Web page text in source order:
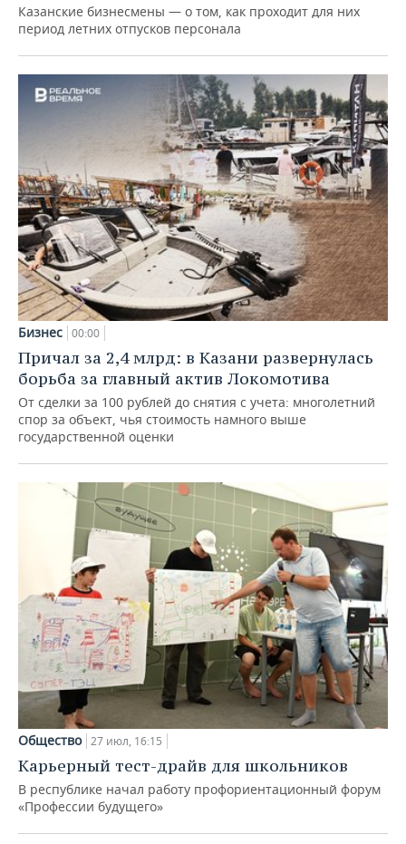
Казанские бизнесмены — о том, как проходит для них
период летних отпусков персонала
Бизнес 00:00
Причал за 2,4 млрд: в Казани развернулась
борьба за главный актив Локомотива
От сделки за 100 рублей до снятия с учета: многолетний
спор за объект, чья стоимость намного выше
государственной оценки
Общество 27 июл, 16:15
Карьерный тест-драйв для школьников
В республике начал работу профориентационный форум
«Профессии будущего»